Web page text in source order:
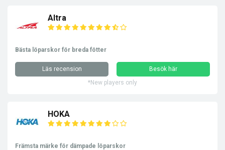
Altra
Bästa löparskor för breda fötter
Läs recension
Besök här
*New players only
HOKA
Främsta märke för dämpade löparskor